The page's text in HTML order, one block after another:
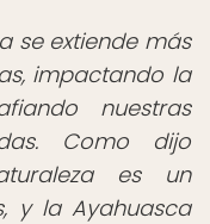
se extiende más
impactando la
nuestras
Como dijo
es un
y la Ayahuasca